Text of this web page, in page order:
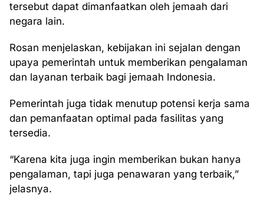
tersebut dapat dimanfaatkan oleh jemaah dari
negara lain.
Rosan menjelaskan, kebijakan ini sejalan dengan
upaya pemerintah untuk memberikan pengalaman
dan layanan terbaik bagi jemaah Indonesia.
Pemerintah juga tidak menutup potensi kerja sama
dan pemanfaatan optimal pada fasilitas yang
tersedia.
“Karena kita juga ingin memberikan bukan hanya
pengalaman, tapi juga penawaran yang terbaik,”
jelasnya.